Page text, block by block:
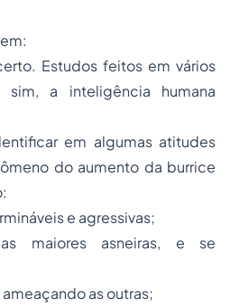
Estudos feitos em vários
sim, a inteligência humana
em algumas atitudes
do aumento da burrice
e agressivas;
maiores asneiras, e se
as outras;